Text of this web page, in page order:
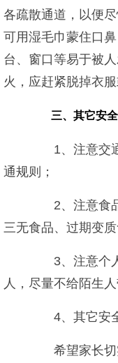
各疏散通道，以便
可用湿毛巾蒙住口
台、窗口等易于被
火，应赶紧脱掉衣
三、其它安全
1、注意交通
通规则；
2、注意食品
三无食品、过期变质
3、注意个人
人，尽量不给陌生人
4、其它安全
希望家长切